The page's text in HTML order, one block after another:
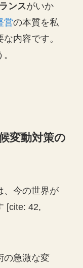
ンスがいか
営の本質を私
内容です。
変動対策の
、今の世界が
[cite: 42,
の急激な変